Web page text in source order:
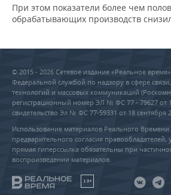
При этом показатели более чем
обрабатывающих производств
© 2015 - 2026 Сетевое издание «Реальное
Федеральной службой по надзору в сфере
технологий и массовых коммуникаций
регистрационный номер ЭЛ № ФС 77 - 79627 от
свидетельство Эл № ФС 77-59331 от 18 сентября
Использование материалов Реального
предварительного согласия правообладателей,
прямая гиперссылка обязательны при
воспроизведении материалов.
18+